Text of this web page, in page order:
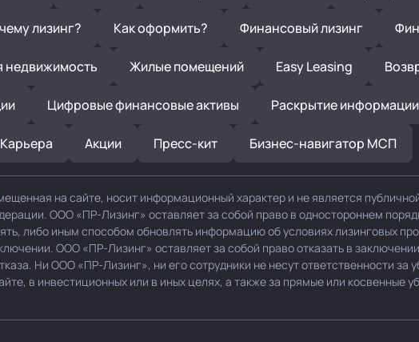
лизинг? Как оформить? Финансовый лизинг
недвижимость Жилые помещений Easy Leasing
Цифровые финансовые активы Раскрытие информации
Карьера Акции Пресс-кит Бизнес-навигатор МСП
на сайте, носит информационный характер и не является
ООО «ПР-Лизинг» оставляет за собой право в одностороннем
либо иным способом обновлять информацию об условиях лизинговых
ООО «ПР-Лизинг» оставляет за собой право отказать в
Ни ООО «ПР-Лизинг», ни его сотрудники не несут ответственности за
в инвестиционных или в иных целях, а также за прямые или косвенные